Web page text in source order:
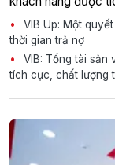
VIB Up: Một
thời gian trả nợ
VIB: Tổng tài sản
tích cực, chất lượng